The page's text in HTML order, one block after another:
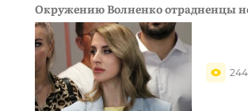
Окружению Волненко отрадненцы